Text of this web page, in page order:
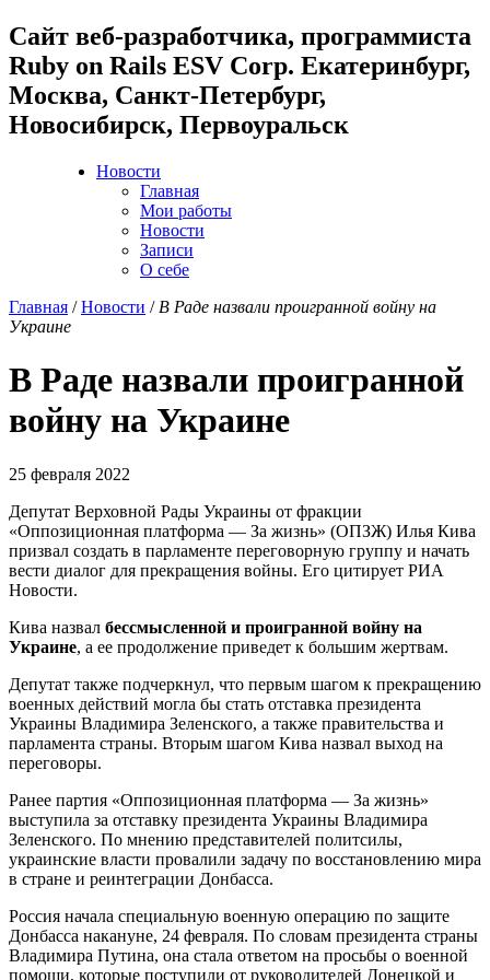
Cайт веб-разработчика, программиста
Ruby on Rails ESV Corp. Екатеринбург,
Москва, Санкт-Петербург,
Новосибирск, Первоуральск
Новости
Главная
Мои работы
Новости
Записи
О себе
Главная /Новости / В Раде назвали проигранной войну на
Украине
В Раде назвали проигранной
войну на Украине
25 февраля 2022
Депутат Верховной Рады Украины от фракции
«Оппозиционная платформа — За жизнь» (ОПЗЖ) Илья Кива
призвал создать в парламенте переговорную группу и начать
вести диалог для прекращения войны. Его цитирует РИА
Новости.
Кива назвал бессмысленной и проигранной войну на
Украине, а ее продолжение приведет к большим жертвам.
Депутат также подчеркнул, что первым шагом к прекращению
военных действий могла бы стать отставка президента
Украины Владимира Зеленского, а также правительства и
парламента страны. Вторым шагом Кива назвал выход на
переговоры.
Ранее партия «Оппозиционная платформа — За жизнь»
выступила за отставку президента Украины Владимира
Зеленского. По мнению представителей политсилы,
украинские власти провалили задачу по восстановлению мира
в стране и реинтеграции Донбасса.
Россия начала специальную военную операцию по защите
Донбасса накануне, 24 февраля. По словам президента страны
Владимира Путина, она стала ответом на просьбы о военной
помощи, которые поступили от руководителей Донецкой и